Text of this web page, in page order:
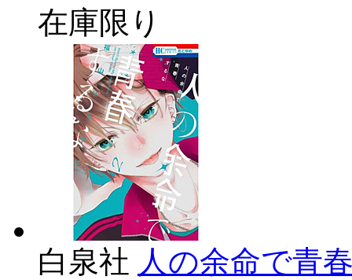
在庫限り
白泉社 人の余命で青